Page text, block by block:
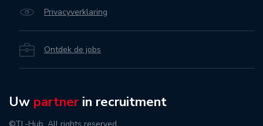
Privacyverklaring
Ontdek de jobs
Uw partner in recruitment